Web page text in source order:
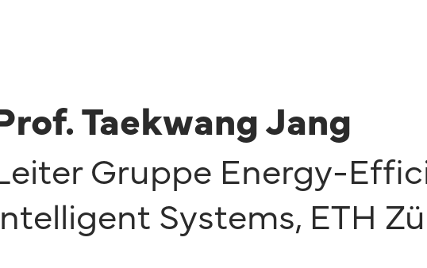
Prof. Taekwang Jang
Gruppe Energy-
Intelligent Systems, ETH